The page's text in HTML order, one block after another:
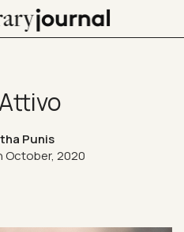
Design
Punis
October, 2020